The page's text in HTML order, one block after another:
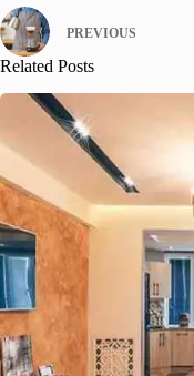
PREVIOUS
Related Posts